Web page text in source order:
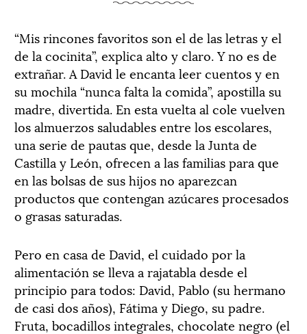
“Mis rincones favoritos son el de las letras y el
de la cocinita”, explica alto y claro. Y no es de
extrañar. A David le encanta leer cuentos y en
su mochila “nunca falta la comida”, apostilla su
madre, divertida. En esta vuelta al cole vuelven
los almuerzos saludables entre los escolares,
una serie de pautas que, desde la Junta de
Castilla y León, ofrecen a las familias para que
en las bolsas de sus hijos no aparezcan
productos que contengan azúcares procesados
o grasas saturadas.
Pero en casa de David, el cuidado por la
alimentación se lleva a rajatabla desde el
principio para todos: David, Pablo (su hermano
de casi dos años), Fátima y Diego, su padre.
Fruta, bocadillos integrales, chocolate negro (el